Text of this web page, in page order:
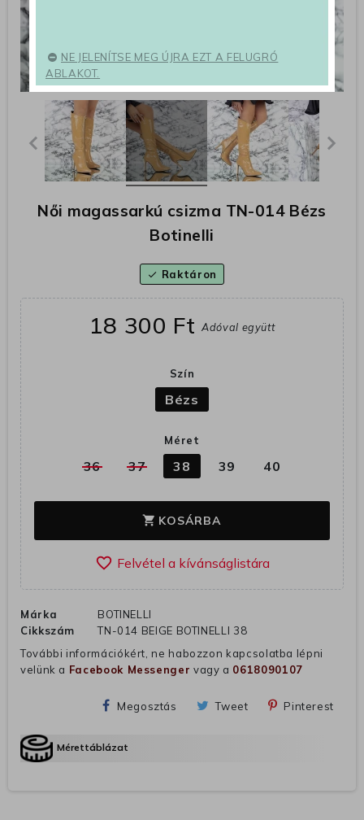
Női magassarkú csizma TN-014 Bézs
Botinelli
check Raktáron
18 300 FtAdóval együtt
Szín
Bézs
Méret
36 37 38 39 40
shopping_cart KOSÁRBA
favorite_border
Márka
BOTINELLI
Cikkszám
TN-014 BEIGE BOTINELLI 38
További információkért, ne habozzon kapcsolatba lépni
velünk a Facebook Messenger vagy a 0618090107
Megosztás Tweet Pinterest
Mérettáblázat
NE JELENÍTSE MEG ÚJRA EZT A FELUGRÓ
ABLAKOT.